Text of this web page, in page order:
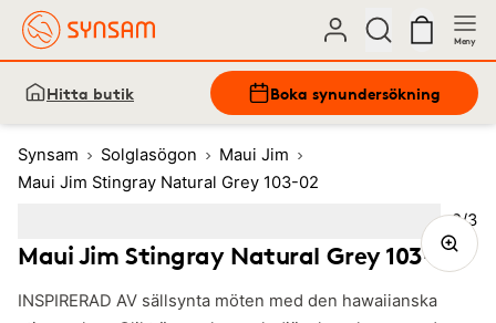
Meny
Hitta butik Boka synundersökning
Synsam Solglasögon
Maui Jim
Maui Jim Stingray Natural Grey 103-02
Maui Jim Stingray Natural Grey 103-02
INSPIRERAD AV sällsynta möten med den hawaiianska
Bild
2/3
3